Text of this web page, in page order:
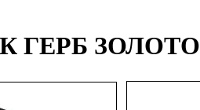
ГЕРБ ЗОЛОТО